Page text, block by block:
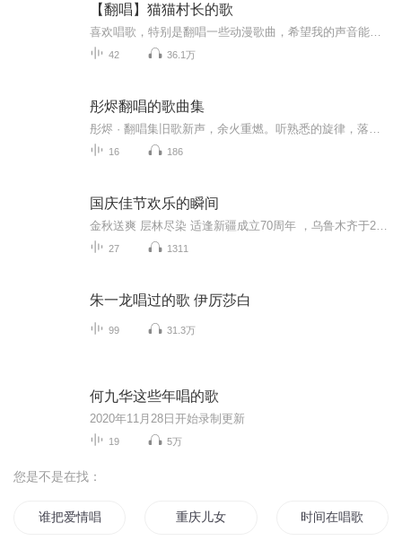
【翻唱】猫猫村长的歌
42 36.1万
彤烬翻唱的歌曲集
16 186
国庆佳节欢乐的瞬间
27 1311
朱一龙唱过的歌 伊厉莎白
99 31.3万
何九华这些年唱的歌
2020年11月28日开始录制更新
19 5万
您是不是在找：
谁把爱情唱成歌 重庆儿女 时间在唱歌